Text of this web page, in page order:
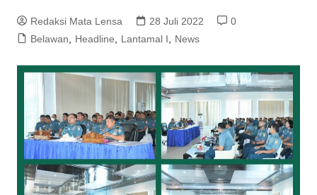
Redaksi Mata Lensa 28 Juli 2022
0
Belawan
Headline Lantamal I News